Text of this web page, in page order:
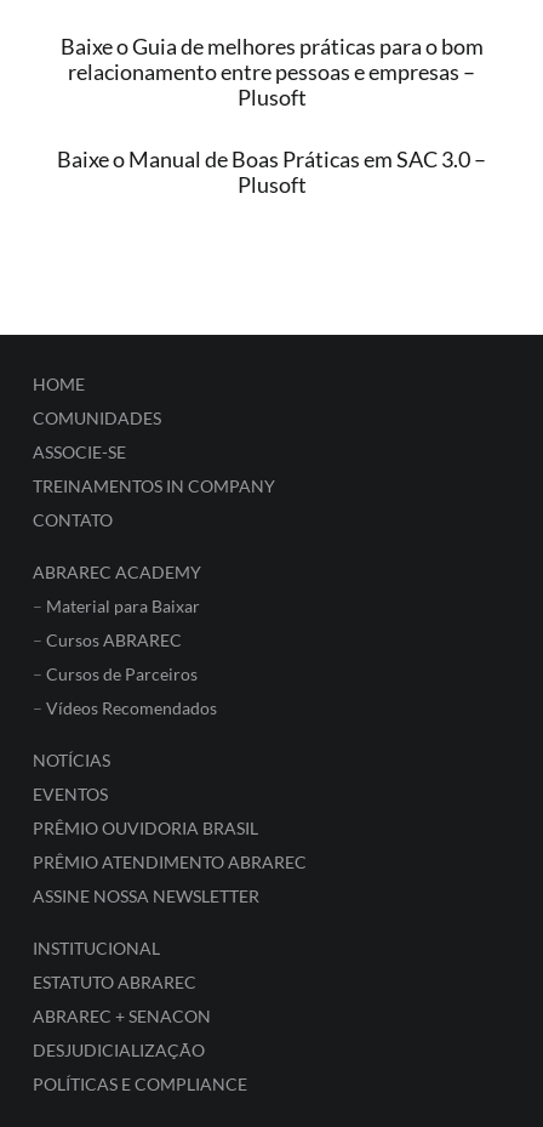
Baixe o Guia de melhores práticas para o bom
relacionamento entre pessoas e empresas –
Plusoft
Baixe o Manual de Boas Práticas em SAC 3.0 –
Plusoft
HOME
COMUNIDADES
ASSOCIE-SE
TREINAMENTOS IN COMPANY
CONTATO
ABRAREC ACADEMY
– Material para Baixar
– Cursos ABRAREC
– Cursos de Parceiros
– Vídeos Recomendados
NOTÍCIAS
EVENTOS
PRÊMIO OUVIDORIA BRASIL
PRÊMIO ATENDIMENTO ABRAREC
ASSINE NOSSA NEWSLETTER
INSTITUCIONAL
ESTATUTO ABRAREC
ABRAREC + SENACON
DESJUDICIALIZAÇÃO
POLÍTICAS E COMPLIANCE